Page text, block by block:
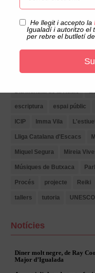
He llegit i accepto la
Igualadí i autoritzo el
per rebre el butlletí
audiovisuals Barnasants
Comediants de l'Ateneu
Dia Mundial de la Ràdio
escriptura espai públic
ICIP Imma Vila
Lliga Catalana d'Escacs
Miquel Segura Mireia
Músiques de Butxaca
Procés projecte Reiki
tallers tutoria UNESCO
Notícies
Diner molt negre, de Ray
Major d’Igualada